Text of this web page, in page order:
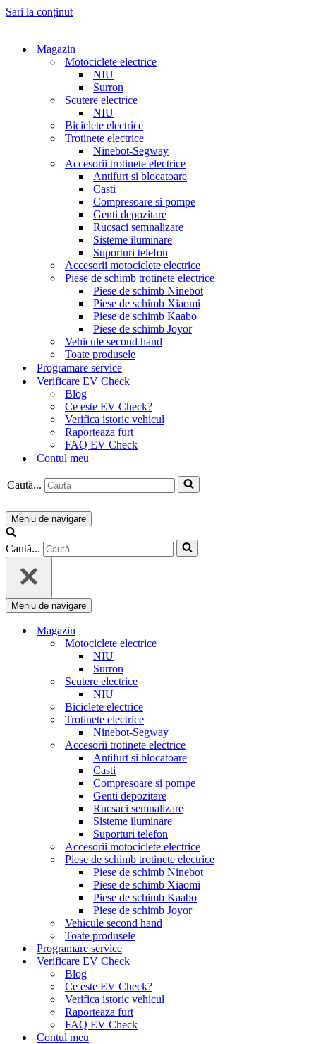
Sari la conținut
Magazin
Motociclete electrice
NIU
Surron
Scutere electrice
NIU
Biciclete electrice
Trotinete electrice
Ninebot-Segway
Accesorii trotinete electrice
Antifurt si blocatoare
Casti
Compresoare si pompe
Genti depozitare
Rucsaci semnalizare
Sisteme iluminare
Suporturi telefon
Accesorii motociclete electrice
Piese de schimb trotinete electrice
Piese de schimb Ninebot
Piese de schimb Xiaomi
Piese de schimb Kaabo
Piese de schimb Joyor
Vehicule second hand
Toate produsele
Programare service
Verificare EV Check
Blog
Ce este EV Check?
Verifica istoric vehicul
Raporteaza furt
FAQ EV Check
Contul meu
Caută...
Meniu de navigare
Caută...
Meniu de navigare
Magazin
Motociclete electrice
NIU
Surron
Scutere electrice
NIU
Biciclete electrice
Trotinete electrice
Ninebot-Segway
Accesorii trotinete electrice
Antifurt si blocatoare
Casti
Compresoare si pompe
Genti depozitare
Rucsaci semnalizare
Sisteme iluminare
Suporturi telefon
Accesorii motociclete electrice
Piese de schimb trotinete electrice
Piese de schimb Ninebot
Piese de schimb Xiaomi
Piese de schimb Kaabo
Piese de schimb Joyor
Vehicule second hand
Toate produsele
Programare service
Verificare EV Check
Blog
Ce este EV Check?
Verifica istoric vehicul
Raporteaza furt
FAQ EV Check
Contul meu